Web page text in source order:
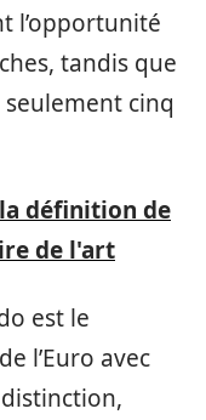
l’opportunité
tandis que
cinq
définition de
de l'art
est le
l’Euro avec